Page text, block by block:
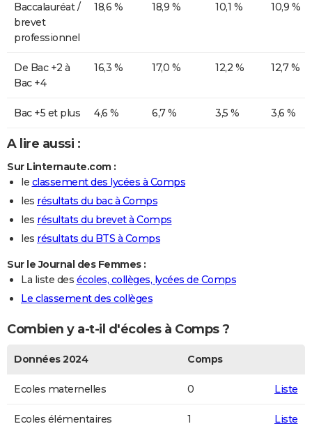
Baccalauréat /
brevet
professionnel
18,6 % 18,9 % 10,1 % 10,9 %
De Bac +2 à
Bac +4
16,3 % 17,0 % 12,2 % 12,7 %
Bac +5 et plus 4,6 % 6,7 % 3,5 % 3,6 %
A lire aussi :
Sur Linternaute.com :
le classement des lycées à Comps
les résultats du bac à Comps
les résultats du brevet à Comps
les résultats du BTS à Comps
Sur le Journal des Femmes :
La liste des écoles, collèges, lycées de Comps
Le classement des collèges
Combien y a-t-il d'écoles à Comps ?
Données 2024 Comps
Ecoles maternelles 0 Liste
Ecoles élémentaires 1 Liste